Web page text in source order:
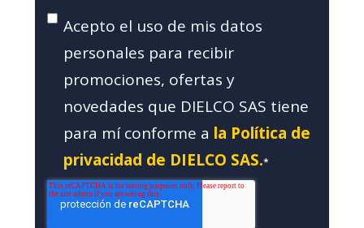
Acepto el uso de mis datos
personales para recibir
promociones, ofertas y
novedades que DIELCO SAS tiene
para mí conforme a la Política de
privacidad de DIELCO SAS.*